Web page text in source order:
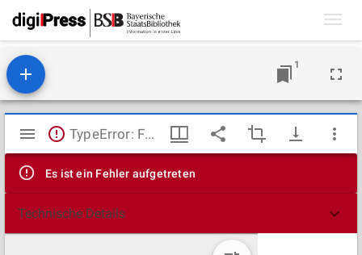
1
Mirador
Viewer
TypeError: Failed to fetch
Es ist ein Fehler aufgetreten
Technische Details